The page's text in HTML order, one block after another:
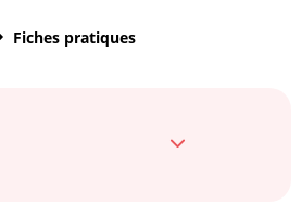
Fiches pratiques